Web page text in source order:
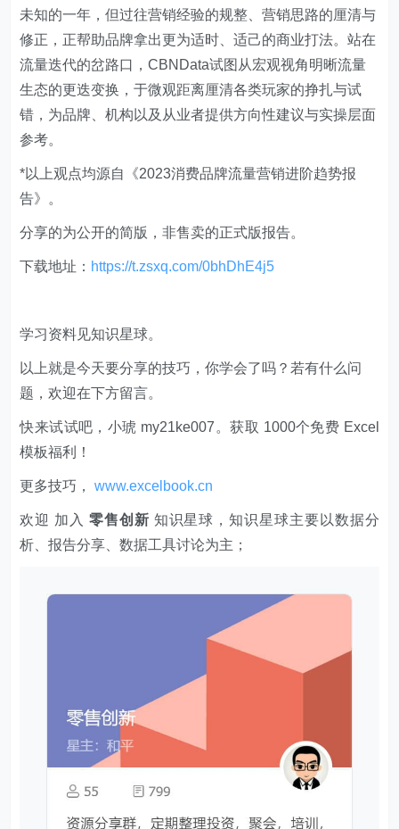
未知的一年，但过往营销经验的规整、营销思路的厘清与
修正，正帮助品牌拿出更为适时、适己的商业打法。站在
流量迭代的岔路口，CBNData试图从宏观视角明晰流量
生态的更迭变换，于微观距离厘清各类玩家的挣扎与试
错，为品牌、机构以及从业者提供方向性建议与实操层面
参考。
*以上观点均源自《2023消费品牌流量营销进阶趋势报
告》。
分享的为公开的简版，非售卖的正式版报告。
下载地址： https://t.zsxq.com/0bhDhE4j5
学习资料见知识星球。
以上就是今天要分享的技巧，你学会了吗？若有什么问
题，欢迎在下方留言。
快来试试吧，小琥 my21ke007。获取 1000个免费 Excel
模板福利​​​​！
更多技巧，www.excelbook.cn
欢迎 加入 零售创新 知识星球，知识星球主要以数据分
析、报告分享、数据工具讨论为主；